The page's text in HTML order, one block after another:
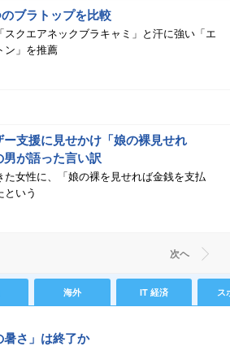
ブラトップを比較
スクエアネックブラキャミ」と汗に強い「エ
ン」を推薦
ー支援に見せかけ「娘の裸見せれ
が語った言い訳
た女性に、「娘の裸を見せれば金銭を支払
という
次ヘ
海外 IT 経済 ス
さ」は終了か